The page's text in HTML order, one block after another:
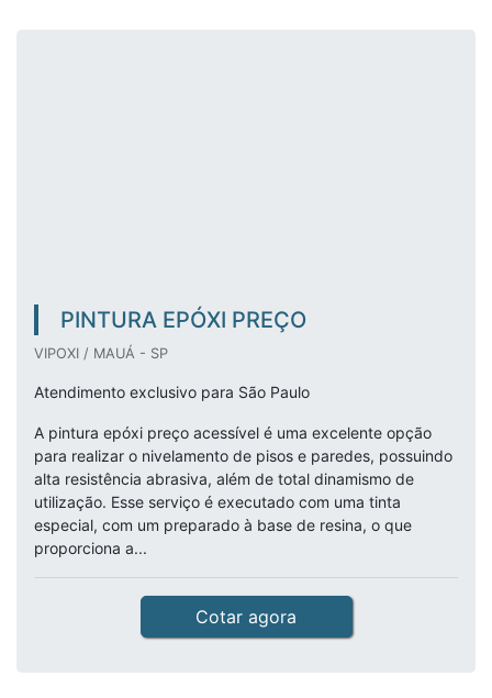
PINTURA EPÓXI PREÇO
VIPOXI / MAUÁ - SP
Atendimento exclusivo para São Paulo
A pintura epóxi preço acessível é uma excelente opção
para realizar o nivelamento de pisos e paredes, possuindo
alta resistência abrasiva, além de total dinamismo de
utilização. Esse serviço é executado com uma tinta
especial, com um preparado à base de resina, o que
proporciona a...
Cotar agora